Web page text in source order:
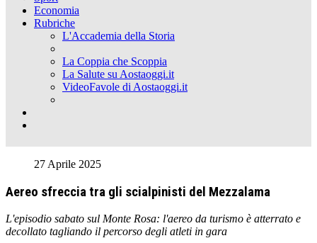
Economia
Rubriche
L'Accademia della Storia
La Coppia che Scoppia
La Salute su Aostaoggi.it
VideoFavole di Aostaoggi.it
27 Aprile 2025
Aereo sfreccia tra gli scialpinisti del Mezzalama
L'episodio sabato sul Monte Rosa: l'aereo da turismo è atterrato e
decollato tagliando il percorso degli atleti in gara